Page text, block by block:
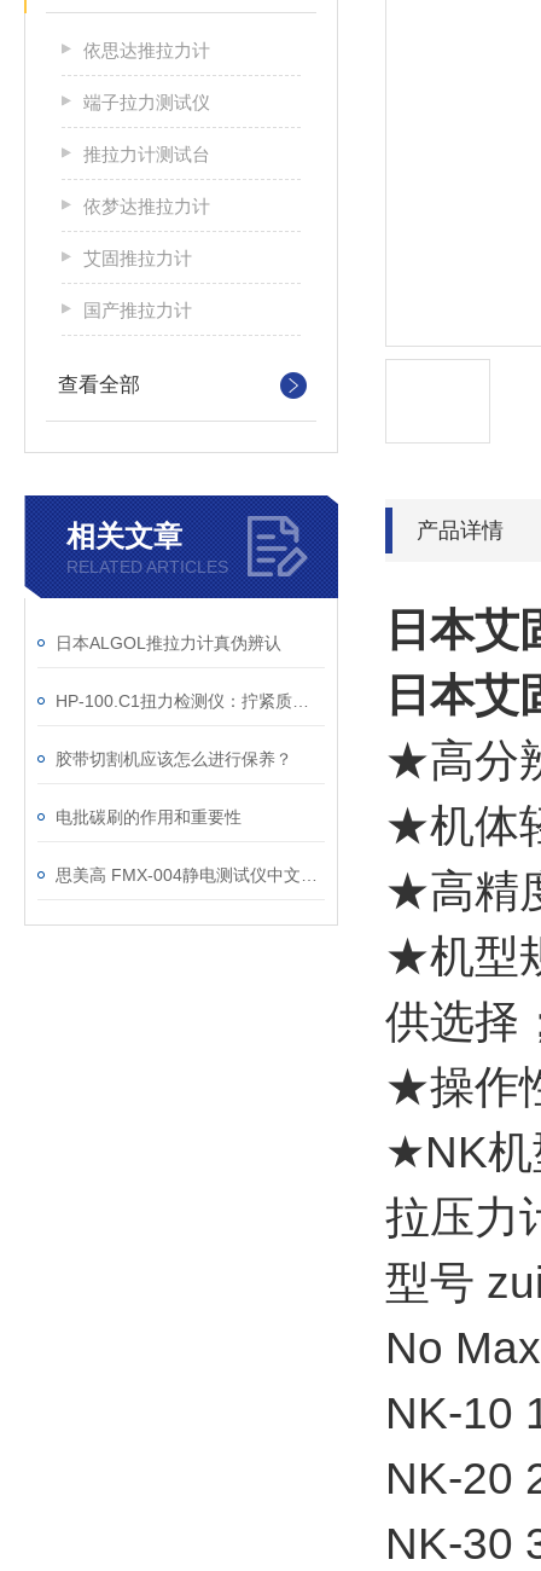
依思达推拉力计
端子拉力测试仪
推拉力计测试台
依梦达推拉力计
艾固推拉力计
国产推拉力计
查看全部
相关文章
RELATED ARTICLES
日本ALGOL推拉力计真伪辨认
胶带切割机应该怎么进行保养？
电批碳刷的作用和重要性
产品详情
日本
日本
★高分
★机体
★高精
★机型
供选择
★操作
★NK机
拉压力
型号
No
NK-10
NK-20
NK-30